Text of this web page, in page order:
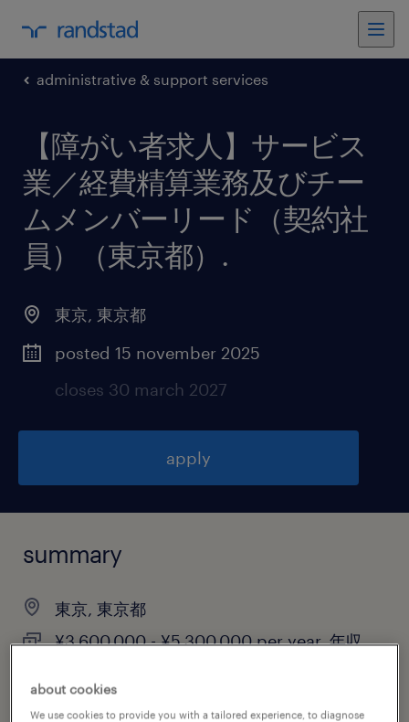
administrative & support services
【障がい者求人】サービス
業／経費精算業務及びチー
ムメンバーリード（契約社
員）（東京都） .
東京, 東京都
posted 15 november 2025
closes 30 march 2027
apply
summary
東京, 東京都
¥3,600,000 - ¥5,300,000 per year, 年収
contract
about cookies
We use cookies to provide you with a tailored experience, to diagnose